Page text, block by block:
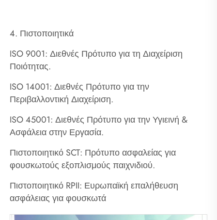
4. Πιστοποιητικά
ISO 9001: Διεθνές Πρότυπο για τη Διαχείριση
Ποιότητας.
ISO 14001: Διεθνές Πρότυπο για την
Περιβαλλοντική Διαχείριση.
ISO 45001: Διεθνές Πρότυπο για την Υγιεινή &
Ασφάλεια στην Εργασία.
Πιστοποιητικό SCT: Πρότυπο ασφαλείας για
φουσκωτούς εξοπλισμούς παιχνιδιού.
Πιστοποιητικό RPII: Ευρωπαϊκή επαλήθευση
ασφάλειας για φουσκωτά